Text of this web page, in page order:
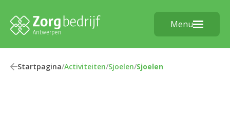
Menu
Startpagina/Activiteiten/Sjoelen/Sjoelen